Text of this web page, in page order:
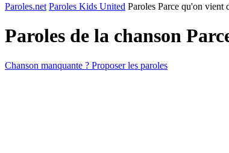
Paroles.net Paroles Kids United Paroles Parce qu'on vient
Paroles de la chanson
Chanson manquante ? Proposer les paroles